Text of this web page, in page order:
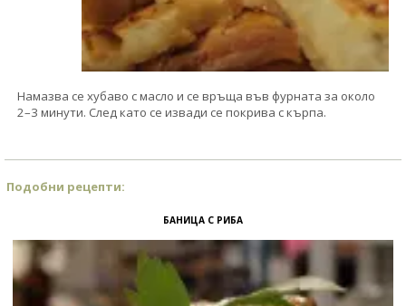
Намазва се хубаво с масло и се връща във фурната за около
2–3 минути. След като се извади се покрива с кърпа.
Подобни рецепти:
БАНИЦА С РИБА